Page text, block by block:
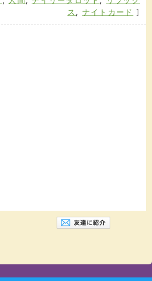
ス , ナイトカード ]